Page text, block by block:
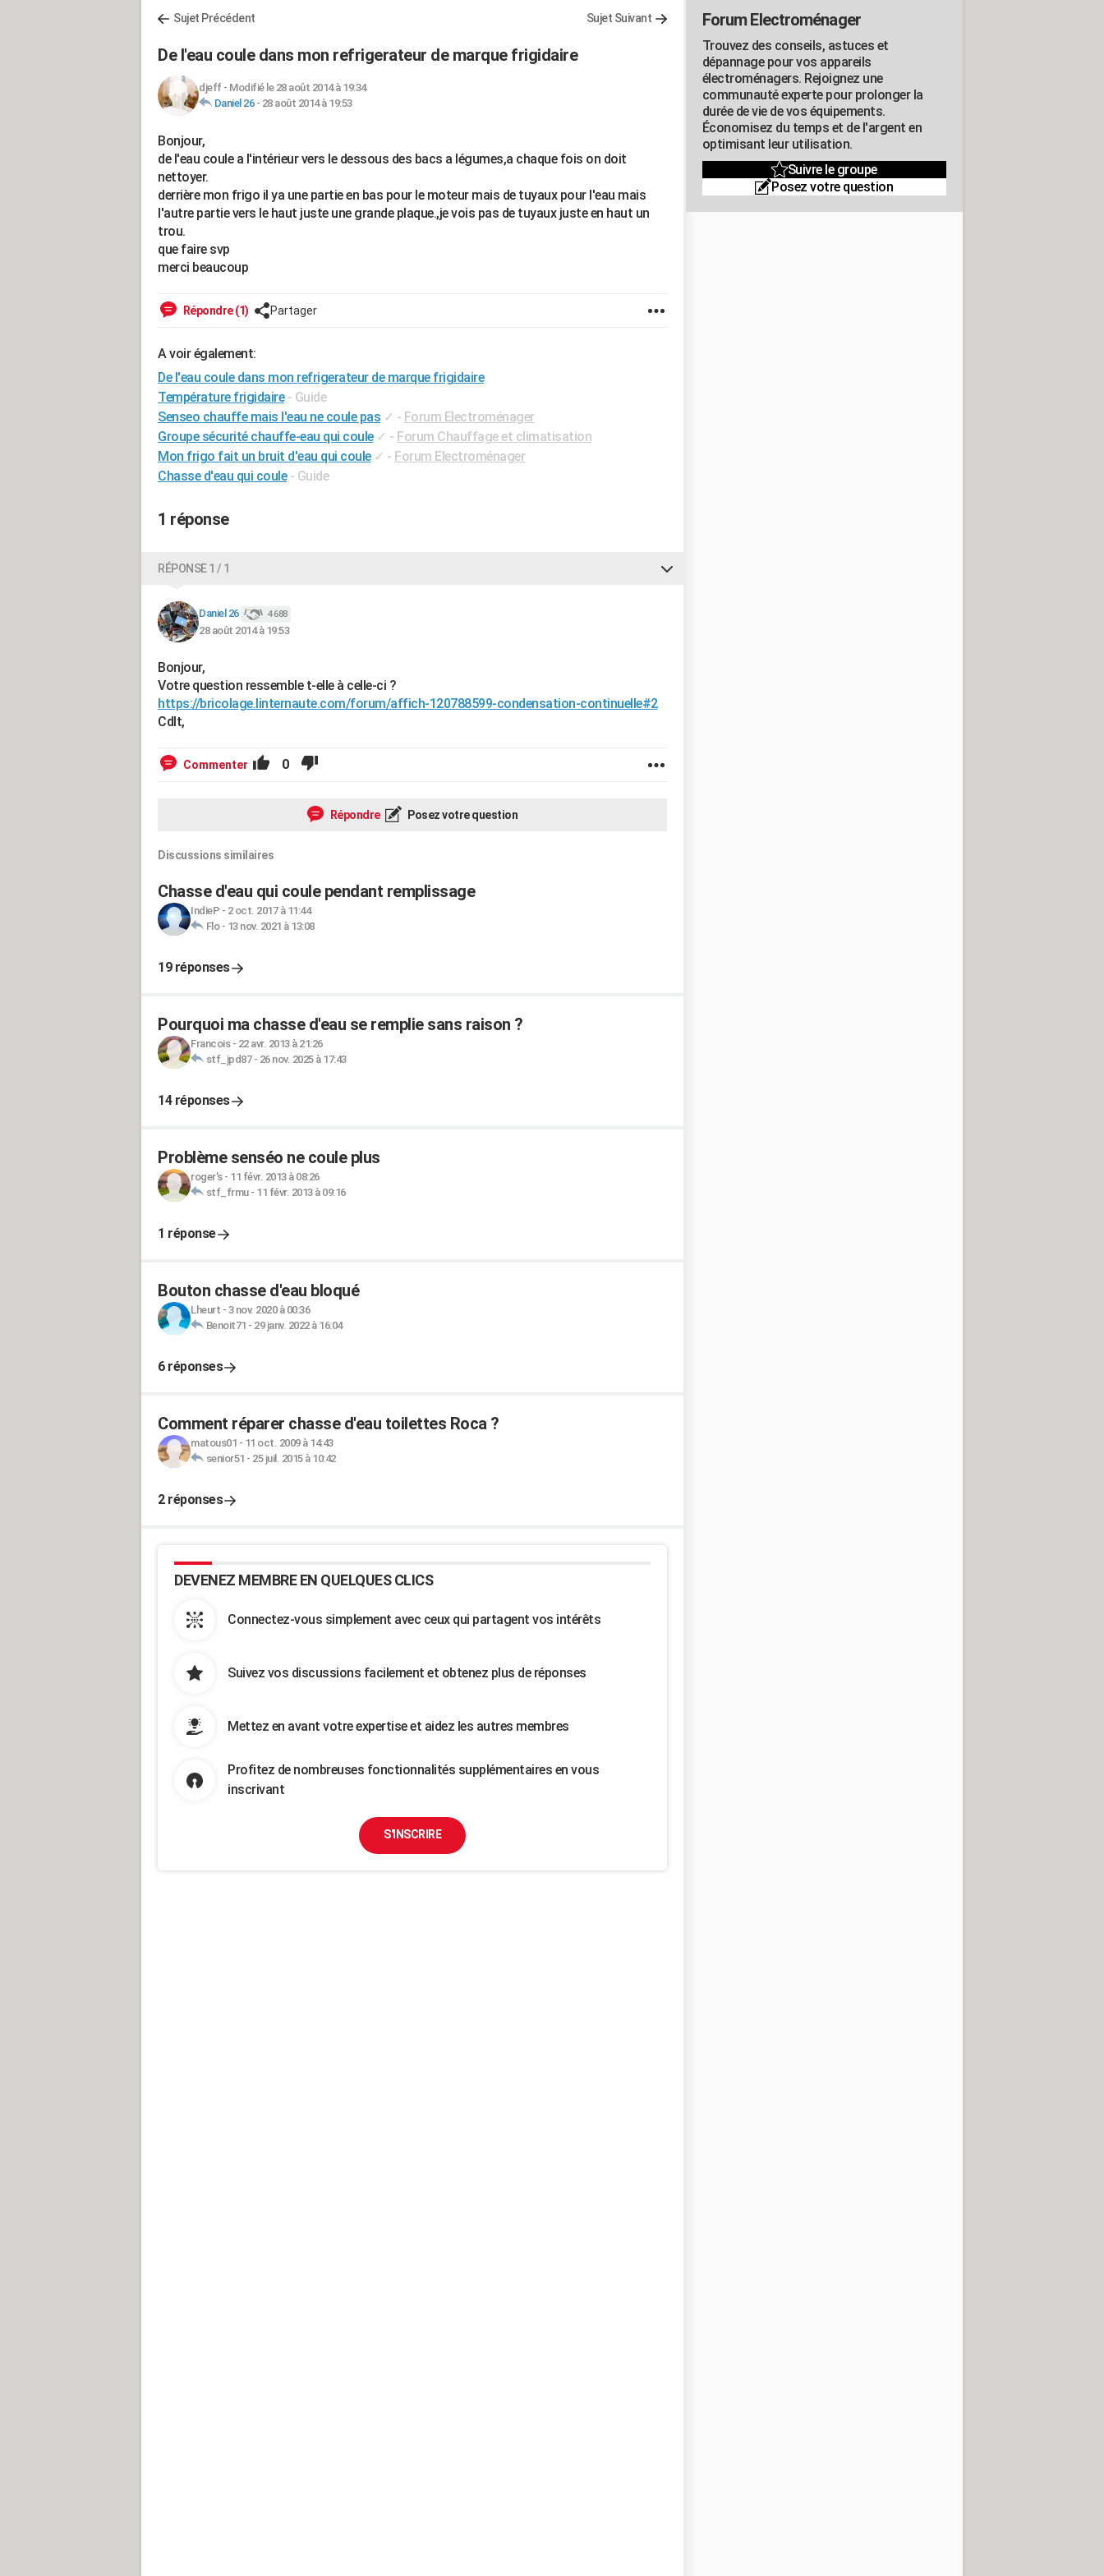
Sujet Précédent Sujet Suivant
De l'eau coule dans mon refrigerateur de marque frigidaire
djeff- Modifié le 28 août 2014 à 19:34
Daniel 26- 28 août 2014 à 19:53
Bonjour,
de l'eau coule a l'intérieur vers le dessous des bacs a légumes,a chaque fois on doit
nettoyer.
derrière mon frigo il ya une partie en bas pour le moteur mais de tuyaux pour l'eau mais
l'autre partie vers le haut juste une grande plaque.,je vois pas de tuyaux juste en haut un
trou.
que faire svp
merci beaucoup
Répondre (1) Partager
A voir également:
De l'eau coule dans mon refrigerateur de marque frigidaire
Température frigidaire - Guide
Senseo chauffe mais l'eau ne coule pas ✓ - Forum Electroménager
Groupe sécurité chauffe-eau qui coule ✓ - Forum Chauffage et climatisation
Mon frigo fait un bruit d'eau qui coule ✓ - Forum Electroménager
Chasse d'eau qui coule - Guide
1 réponse
RÉPONSE 1 / 1
Daniel 26 4 688
28 août 2014 à 19:53
Bonjour,
Votre question ressemble t-elle à celle-ci ?
https://bricolage.linternaute.com/forum/affich-120788599-condensation-continuelle#2
Cdlt,
Commenter 0
Répondre Posez votre question
Discussions similaires
Chasse d'eau qui coule pendant remplissage
IndieP - 2 oct. 2017 à 11:44
Flo- 13 nov. 2021 à 13:08
19 réponses
Pourquoi ma chasse d'eau se remplie sans raison ?
Francois- 22 avr. 2013 à 21:26
stf_jpd87- 26 nov. 2025 à 17:43
14 réponses
Problème senséo ne coule plus
roger's- 11 févr. 2013 à 08:26
stf_frmu- 11 févr. 2013 à 09:16
1 réponse
Bouton chasse d'eau bloqué
Lheurt - 3 nov. 2020 à 00:36
Benoit71 - 29 janv. 2022 à 16:04
6 réponses
Comment réparer chasse d'eau toilettes Roca ?
matous01 - 11 oct. 2009 à 14:43
senior51 - 25 juil. 2015 à 10:42
2 réponses
DEVENEZ MEMBRE EN QUELQUES CLICS
Connectez-vous simplement avec ceux qui partagent vos intérêts
Suivez vos discussions facilement et obtenez plus de réponses
Mettez en avant votre expertise et aidez les autres membres
Profitez de nombreuses fonctionnalités supplémentaires en vous
inscrivant
S'INSCRIRE
Forum Electroménager
Trouvez des conseils, astuces et
dépannage pour vos appareils
électroménagers. Rejoignez une
communauté experte pour prolonger la
durée de vie de vos équipements.
Économisez du temps et de l'argent en
optimisant leur utilisation.
Suivre le groupe
Posez votre question